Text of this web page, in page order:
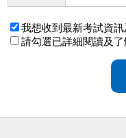
我想收到最新考試資
請勾選已詳細閱讀及了